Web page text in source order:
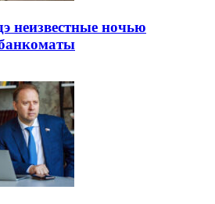
неизвестные ночью